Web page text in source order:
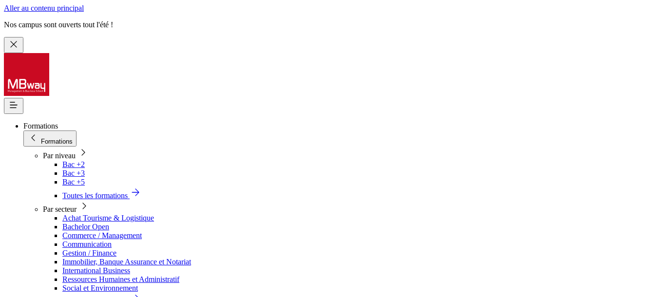
Aller au contenu principal
Nos campus sont ouverts tout l'été !
Formations
Formations
Par niveau
Bac +2
Bac +3
Bac +5
Toutes les formations
Par secteur
Achat Tourisme & Logistique
Bachelor Open
Commerce / Management
Communication
Gestion / Finance
Immobilier, Banque Assurance et Notariat
International Business
Ressources Humaines et Administratif
Social et Environnement